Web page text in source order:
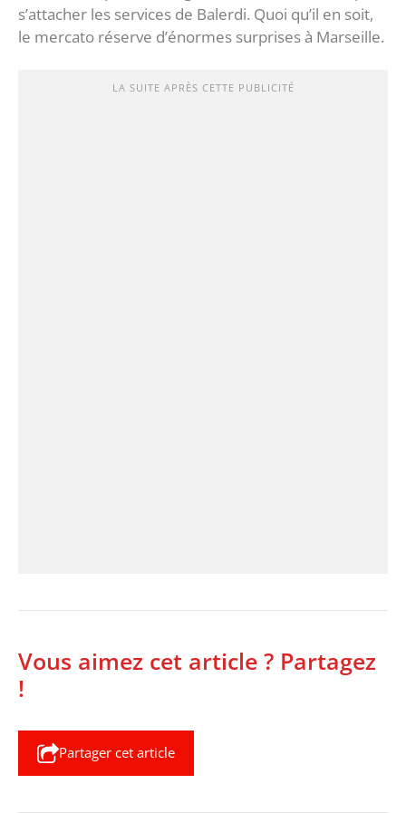
s’attacher les services de Balerdi. Quoi qu’il en soit,
le mercato réserve d’énormes surprises à Marseille.
LA SUITE APRÈS CETTE PUBLICITÉ
Vous aimez cet article ? Partagez
!
Partager cet article